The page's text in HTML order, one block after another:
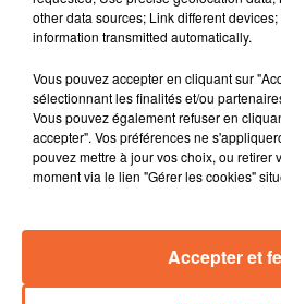
Bientôt la retraite pour Patrick
de la MFR de Moncoutant peut
La 22ème édition de l'Artjoyette
week-end à Luché-Thouarsais.
art et humour.
Les joueurs de palet ont
Mauléon pour la coupe des
other data sources; Link different
information transmitted automatically.
Vous pouvez accepter en cliquant sur
sélectionnant les finalités et/ou
Vous pouvez également refuser en
accepter". Vos préférences ne
pouvez mettre à jour vos choix, ou retirer
moment via le lien "Gérer les cookies"
Accepter et